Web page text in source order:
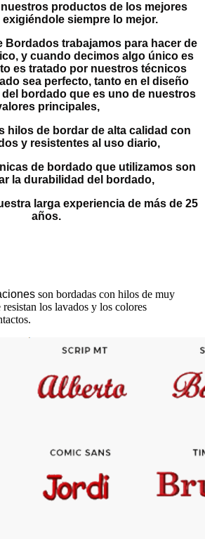
productos de los mejores
siempre lo mejor.
Bordados trabajamos para hacer de
y cuando decimos algo único es
es tratado por nuestros técnicos
sea perfecto, tanto en el diseño
bordado que es uno de nuestros
principales,
hilos de bordar de alta calidad con
y resistentes al uso diario,
de bordado que utilizamos son
la durabilidad del bordado,
larga experiencia de más de 25
años.
son bordadas con hilos de muy
los lavados y los colores